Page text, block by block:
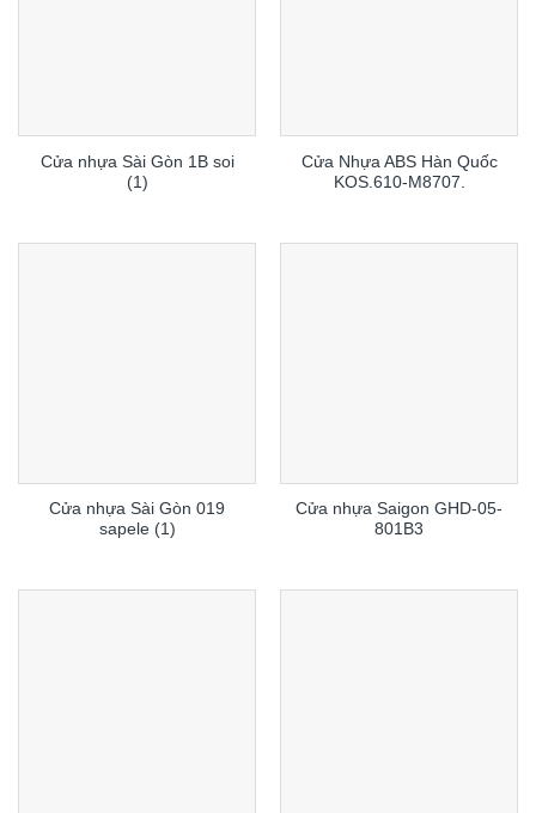
Cửa nhựa Sài Gòn 1B soi
(1)
Cửa Nhựa ABS Hàn Quốc
KOS.610-M8707.
Cửa nhựa Sài Gòn 019
sapele (1)
Cửa nhựa Saigon GHD-05-
801B3